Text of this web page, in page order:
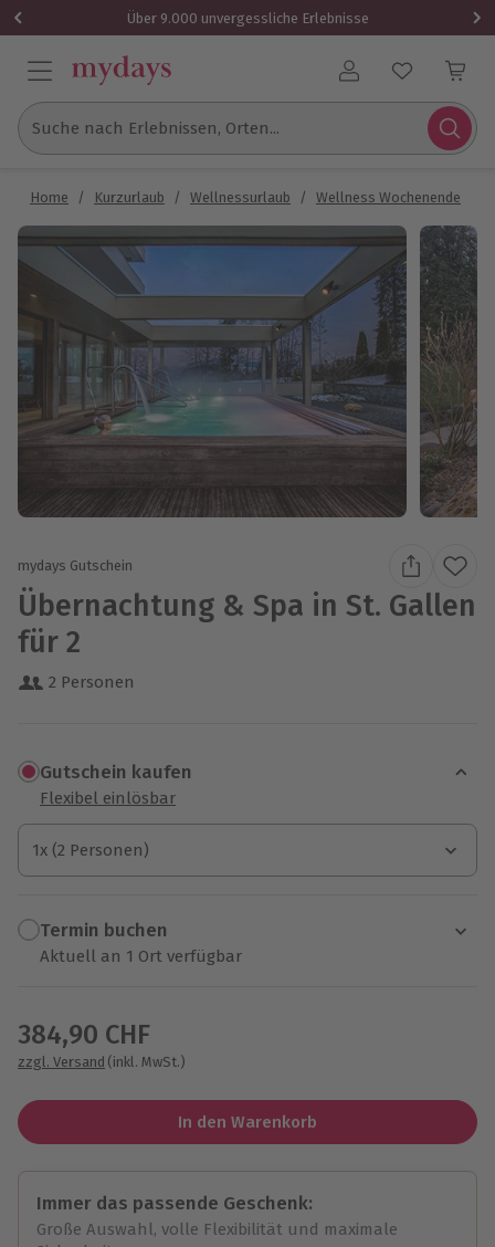
Über 9.000 unvergessliche Erlebnisse
Benutzerkonto
Suche nach Erlebnissen, Orten...
Home / Kurzurlaub / Wellnessurlaub / Wellness Wochenende
mydays Gutschein
Übernachtung & Spa in St. Gallen
für 2
2 Personen
Gutschein kaufen
Flexibel einlösbar
1x (2 Personen)
1x (2 Personen)
1x (2 Personen)
Termin buchen
Aktuell an 1 Ort verfügbar
384,90 CHF
zzgl. Versand (inkl. MwSt.)
In den Warenkorb
Immer das passende Geschenk:
Große Auswahl, volle Flexibilität und maximale